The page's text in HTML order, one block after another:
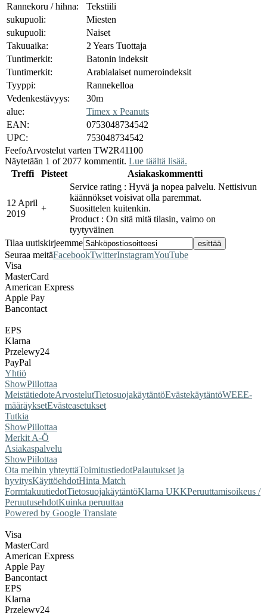
Rannekoru / hihna:
Tekstiili
sukupuoli:
Miesten
sukupuoli:
Naiset
Takuuaika:
2 Years Tuottaja
Tuntimerkit:
Batonin indeksit
Tuntimerkit:
Arabialaiset numeroindeksit
Tyyppi:
Rannekelloa
Vedenkestävyys:
30m
alue:
Timex x Peanuts
EAN:
0753048734542
UPC:
753048734542
FeefoArvostelut varten TW2R41100
Näytetään 1 of 2077 kommentit. Lue täältä lisää.
Treffi
Pisteet Asiakaskommentti
12 April
2019
+
Service rating : Hyvä ja nopea palvelu. Nettisivun
käännökset voisivat olla paremmat.
Suosittelen kuitenkin.
Product : On sitä mitä tilasin, vaimo on
tyytyväinen
Tilaa uutiskirjeemme
Seuraa meitäFacebookTwitterInstagramYouTube
Visa
MasterCard
American Express
Apple Pay
Bancontact
EPS
Klarna
Przelewy24
PayPal
Yhtiö
ShowPiilottaa
MeistätiedoteArvostelutTietosuojakäytäntöEvästekäytäntöWEEE-
määräyksetEvästeasetukset
Tutkia
ShowPiilottaa
Merkit A-Ö
Asiakaspalvelu
ShowPiilottaa
Ota meihin yhteyttäToimitustiedotPalautukset ja
hyvitysKäyttöehdotHinta Match
FormtakuutiedotTietosuojakäytäntöKlarna UKKPeruuttamisoikeus /
PeruutusehdotKuinka peruuttaa
Powered by Google Translate
Visa
MasterCard
American Express
Apple Pay
Bancontact
EPS
Klarna
Przelewy24